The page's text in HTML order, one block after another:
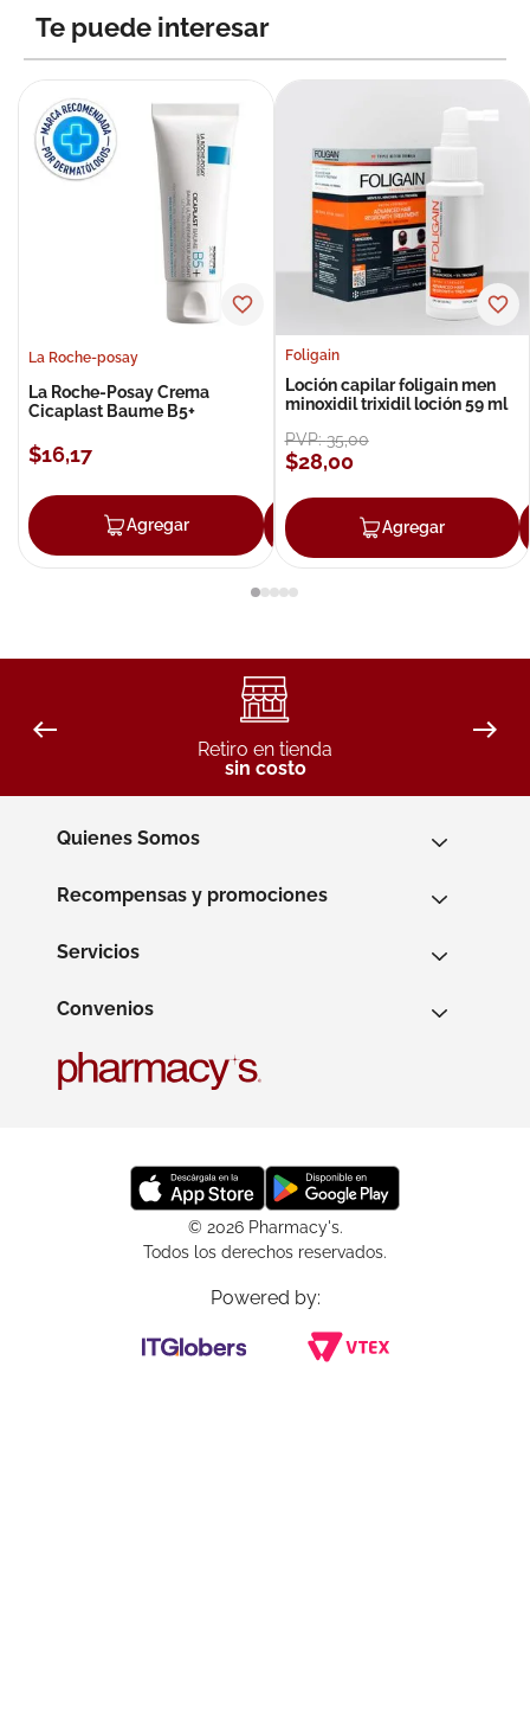
Te puede interesar
La Roche-posay
La Roche-Posay Crema
Cicaplast Baume B5+
$16,17
Agregar Agregar
Foligain
Loción capilar foligain men
minoxidil trixidil loción 59 ml
PVP:35,00
$28,00
Agregar
Retiro en tienda
sin costo
Quienes Somos
Recompensas y promociones
Servicios
Convenios
© 2026 Pharmacy's.
Todos los derechos reservados.
Powered by: